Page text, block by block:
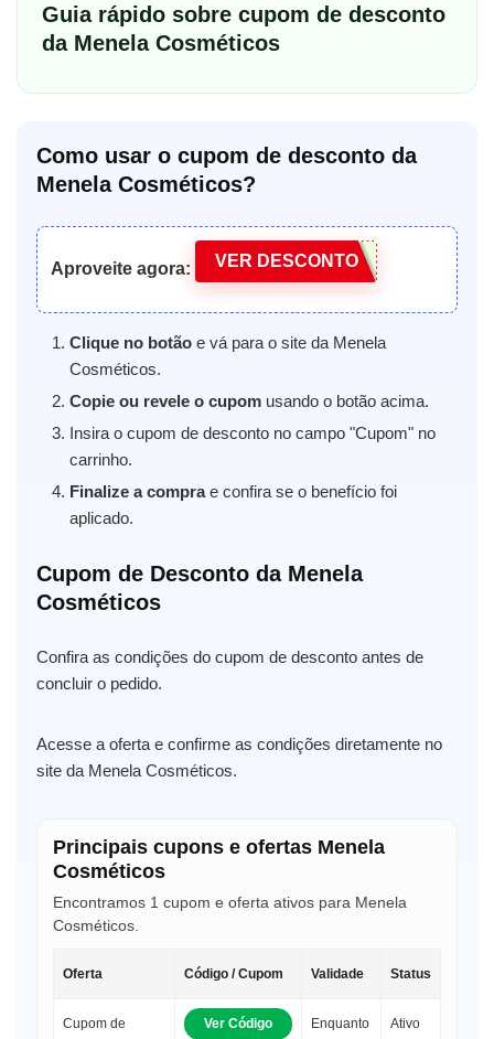
Guia rápido sobre cupom de desconto
da Menela Cosméticos
Como usar o cupom de desconto da
Menela Cosméticos?
Aproveite agora: VER DESCONTO
Clique no botão e vá para o site da Menela
Cosméticos.
Copie ou revele o cupom usando o botão acima.
Insira o cupom de desconto no campo "Cupom" no
carrinho.
Finalize a comprae confira se o benefício foi
aplicado.
Cupom de Desconto da Menela
Cosméticos
Confira as condições do cupom de desconto antes de
concluir o pedido.
Acesse a oferta e confirme as condições diretamente no
site da Menela Cosméticos.
Principais cupons e ofertas Menela
Cosméticos
Encontramos 1 cupom e oferta ativos para Menela
Cosméticos.
Oferta Código / Cupom Validade Status
Cupom de Ver Código Enquanto Ativo